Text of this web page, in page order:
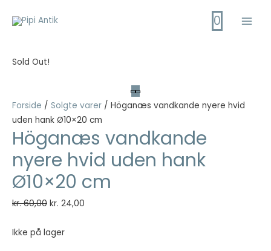
0
Sold Out!
Forside / Solgte varer / Höganæs vandkande nyere hvid
uden hank Ø10×20 cm
Höganæs vandkande
nyere hvid uden hank
Ø10×20 cm
kr.60,00 Den
pris
kr. 24,00
Ikke på lager